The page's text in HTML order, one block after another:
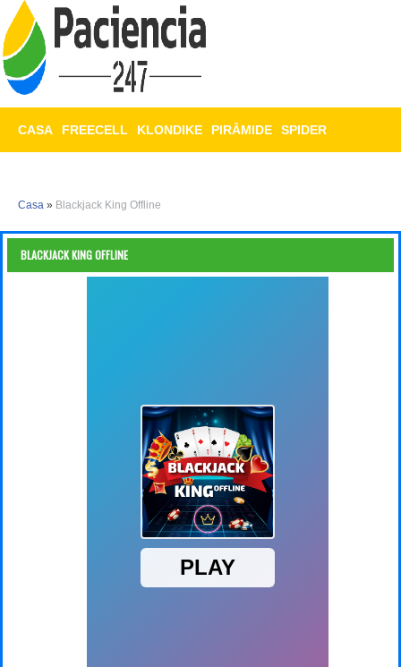
CASA FREECELL KLONDIKE PIRÂMIDE SPIDER
Casa » Blackjack King Offline
BLACKJACK KING OFFLINE